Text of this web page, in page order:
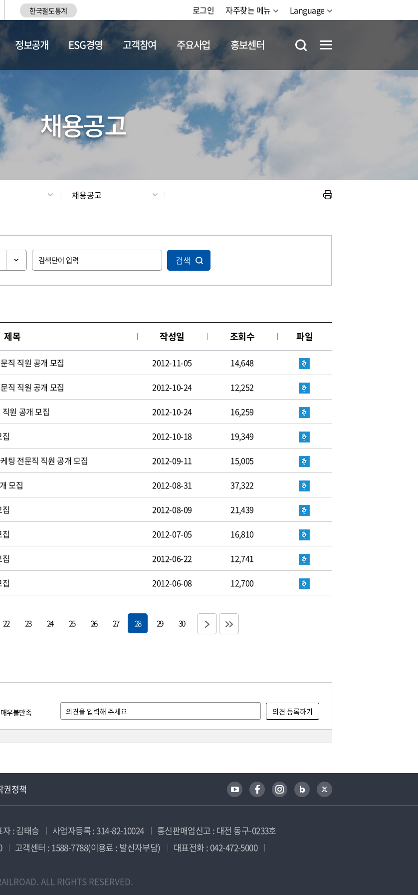
한국철도통계 로그인 자주찾는 메뉴 Language
채용정보
정보공개 ESG경영 고객참여 주요사업 홍보센터
채용공고
채용공고
검색
제목 작성일 조회수 파일
직 직원 공개 모집 2012-11-05 14,648
직 직원 공개 모집 2012-10-24 12,252
원 공개 모집 2012-10-24 16,259
2012-10-18 19,349
팅 전문직 직원 공개 모집 2012-09-11 15,005
모집 2012-08-31 37,322
2012-08-09 21,439
2012-07-05 16,810
2012-06-22 12,741
2012-06-08 12,700
22 23 24 25 26 27 28 29 30
매우불만족
권정책
자 : 김태승 사업자등록 : 314-82-10024
통신판매업신고 : 대전 동구-0233호
고객센터 : 1588-7788(이용료 : 발신자부담)
대표전화 : 042-472-5000
ALL RIGHTS RESERVED.